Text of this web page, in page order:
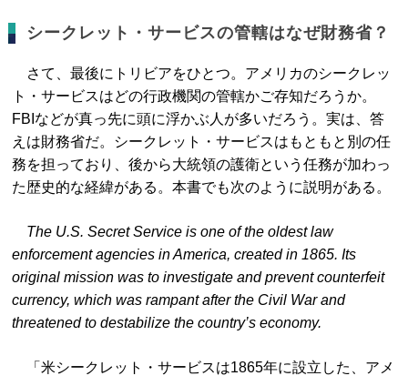
シークレット・サービスの管轄はなぜ財務省？
さて、最後にトリビアをひとつ。アメリカのシークレッ
ト・サービスはどの行政機関の管轄かご存知だろうか。
FBIなどが真っ先に頭に浮かぶ人が多いだろう。実は、答
えは財務省だ。シークレット・サービスはもともと別の任
務を担っており、後から大統領の護衛という任務が加わっ
た歴史的な経緯がある。本書でも次のように説明がある。
The U.S. Secret Service is one of the oldest law
enforcement agencies in America, created in 1865. Its
original mission was to investigate and prevent counterfeit
currency, which was rampant after the Civil War and
threatened to destabilize the country’s economy.
「米シークレット・サービスは1865年に設立した、アメ